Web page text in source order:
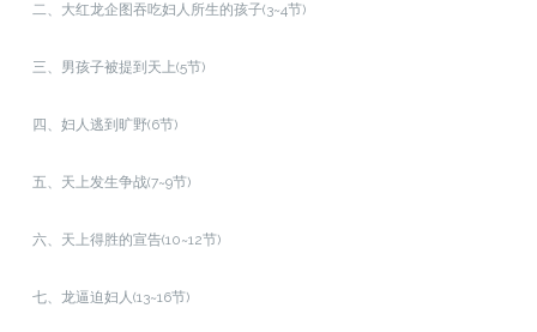
二、大红龙企图吞吃妇人所生的孩子(3~4节)
三、男孩子被提到天上(5节)
四、妇人逃到旷野(6节)
五、天上发生争战(7~9节)
六、天上得胜的宣告(10~12节)
七、龙逼迫妇人(13~16节)